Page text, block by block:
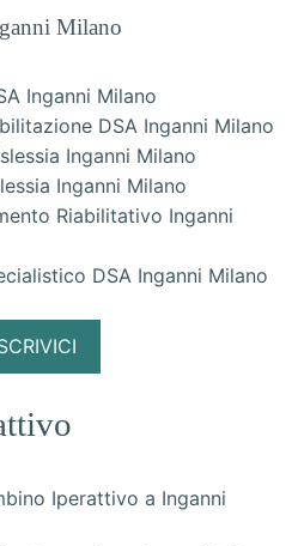
Milano
Inganni Milano
DSA Inganni Milano
Inganni Milano
Inganni Milano
Riabilitativo Inganni
DSA Inganni Milano